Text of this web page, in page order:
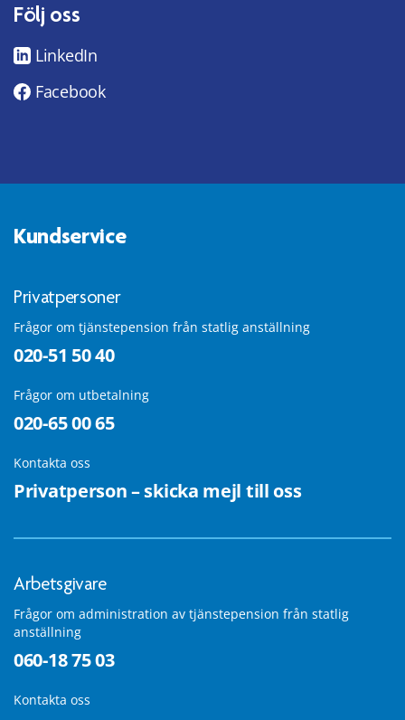
Följ oss
LinkedIn
Facebook
Kundservice
Privatpersoner
Frågor om tjänstepension från statlig anställning
020-51 50 40
Frågor om utbetalning
020-65 00 65
Kontakta oss
Privatperson – skicka mejl till oss
Arbetsgivare
Frågor om administration av tjänstepension från statlig
anställning
060-18 75 03
Kontakta oss